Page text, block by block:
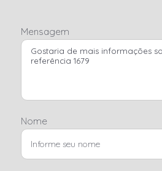
Mensagem
Nome